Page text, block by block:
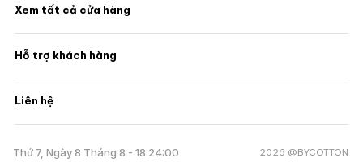
2026 @BYCOTTON
Liên hệ
Hỗ trợ khách hàng
Xem tất cả cửa hàng